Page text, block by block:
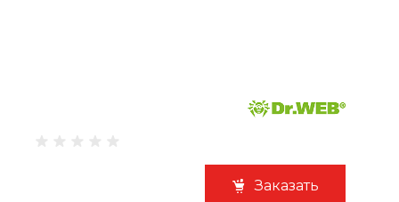
Заказать